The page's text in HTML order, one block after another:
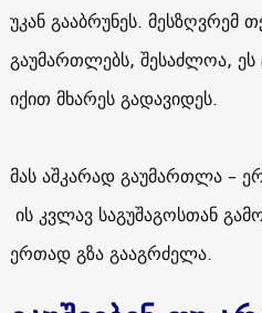
უკან გააბრუნეს. მესზღვრემ
გაუმართლებს, შესაძლოა,
იქით მხარეს გადავიდეს.
მას აშკარად გაუმართლა –
ის კვლავ საგუშაგოსთან
ერთად გზა გააგრძელა.